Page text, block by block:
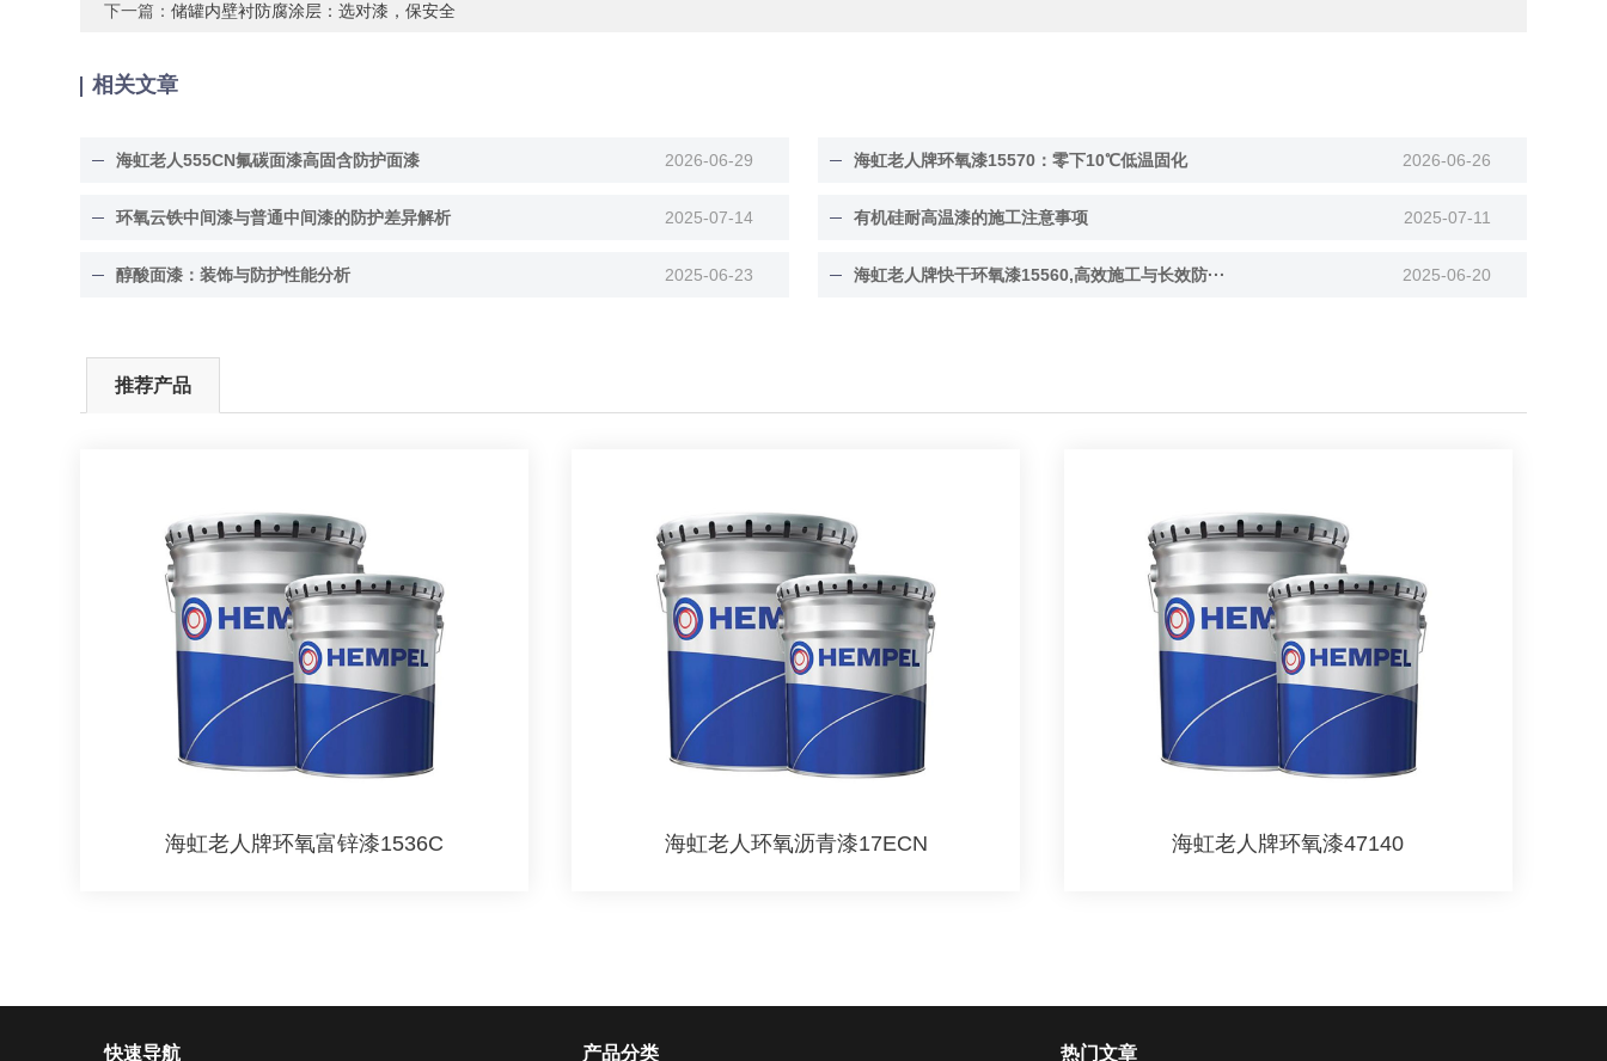
下一篇：储罐内壁衬防腐涂层：选对漆，保安全
相关文章
海虹老人555CN氟碳面漆高固含防护面漆 2026-06-29 海虹老人牌环氧漆15570：零下10℃低温固化 2026-06-26
环氧云铁中间漆与普通中间漆的防护差异解析 2025-07-14 有机硅耐高温漆的施工注意事项 2025-07-11
醇酸面漆：装饰与防护性能分析 2025-06-23 海虹老人牌快干环氧漆15560,高效施工与长效防··· 2025-06-20
推荐产品
海虹老人牌环氧富锌漆1536C 海虹老人环氧沥青漆17ECN 海虹老人牌环氧漆47140
快速导航 产品分类 热门文章